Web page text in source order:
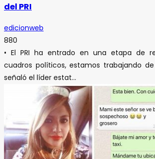
del PRI
edicionweb
880
• El PRI ha entrado en una etapa de
cuadros políticos, estamos trabajando
señaló el líder estat...